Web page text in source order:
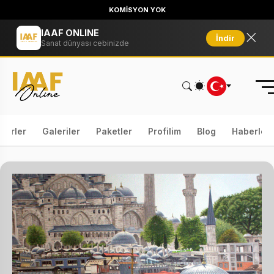
KOMİSYON YOK
IAAF ONLINE
Sanat dünyası cebinizde
İndir
Galeriler Paketler Profilim Blog Haberler